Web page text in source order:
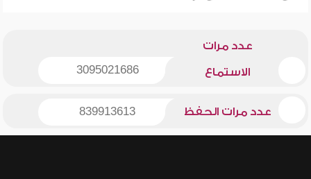
عدد مرات
الاستماع 3095021686
عدد مرات الحفظ 839913613